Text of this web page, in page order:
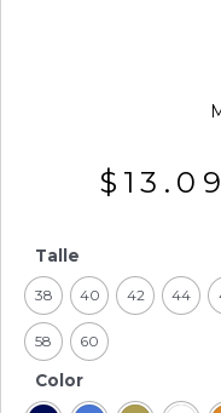
$
Talle
38 40 42 44
58 60
Color